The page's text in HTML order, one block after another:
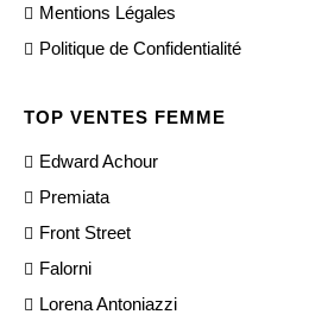
Mentions Légales
Politique de Confidentialité
TOP VENTES FEMME
Edward Achour
Premiata
Front Street
Falorni
Lorena Antoniazzi